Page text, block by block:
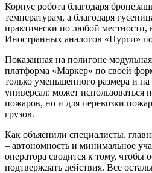
Корпус робота благодаря
температурам, а благодаря
практически по любой местности,
Иностранных аналогов «Пурги»
Показанная на полигоне
платформа «Маркер» по своей
только уменьшенного размера и
универсал: может использоваться
пожаров, но и для перевозки
грузов.
Как объяснили специалисты,
– автономность и минимальное
оператора сводится к тому, чтобы
подтверждать действия. Все